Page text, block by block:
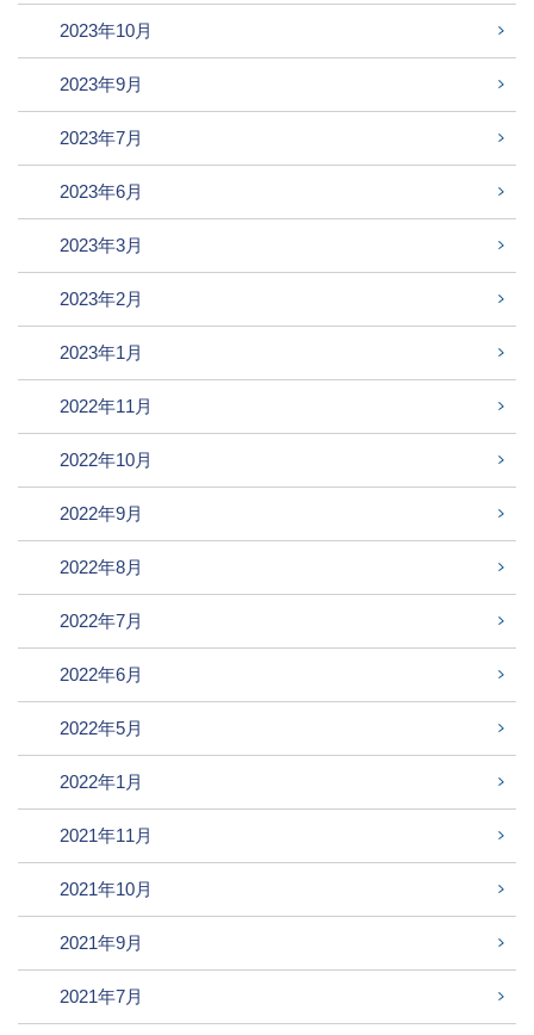
2023年10月
2023年9月
2023年7月
2023年6月
2023年3月
2023年2月
2023年1月
2022年11月
2022年10月
2022年9月
2022年8月
2022年7月
2022年6月
2022年5月
2022年1月
2021年11月
2021年10月
2021年9月
2021年7月